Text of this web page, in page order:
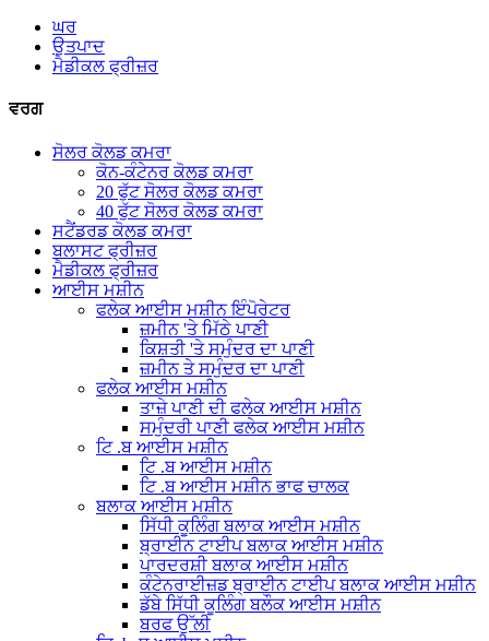
ਘਰ
ਉਤਪਾਦ
ਮੈਡੀਕਲ ਫ੍ਰੀਜ਼ਰ
ਵਰਗ
ਸੋਲਰ ਕੋਲਡ ਕਮਰਾ
ਕੋਨ-ਕੰਟੇਨਰ ਕੋਲਡ ਕਮਰਾ
20 ਫੁੱਟ ਸੋਲਰ ਕੋਲਡ ਕਮਰਾ
40 ਫੁੱਟ ਸੋਲਰ ਕੋਲਡ ਕਮਰਾ
ਸਟੈਂਡਰਡ ਕੋਲਡ ਕਮਰਾ
ਬਲਾਸਟ ਫ੍ਰੀਜ਼ਰ
ਮੈਡੀਕਲ ਫ੍ਰੀਜ਼ਰ
ਆਈਸ ਮਸ਼ੀਨ
ਫਲੇਕ ਆਈਸ ਮਸ਼ੀਨ ਇੰਪੋਰੇਟਰ
ਜ਼ਮੀਨ 'ਤੇ ਮਿੱਠੇ ਪਾਣੀ
ਕਿਸ਼ਤੀ 'ਤੇ ਸਮੁੰਦਰ ਦਾ ਪਾਣੀ
ਜ਼ਮੀਨ ਤੇ ਸਮੁੰਦਰ ਦਾ ਪਾਣੀ
ਫਲੇਕ ਆਈਸ ਮਸ਼ੀਨ
ਤਾਜ਼ੇ ਪਾਣੀ ਦੀ ਫਲੇਕ ਆਈਸ ਮਸ਼ੀਨ
ਸਮੁੰਦਰੀ ਪਾਣੀ ਫਲੇਕ ਆਈਸ ਮਸ਼ੀਨ
ਟਿ .ਬ ਆਈਸ ਮਸ਼ੀਨ
ਟਿ .ਬ ਆਈਸ ਮਸ਼ੀਨ
ਟਿ .ਬ ਆਈਸ ਮਸ਼ੀਨ ਭਾਫ ਚਾਲਕ
ਬਲਾਕ ਆਈਸ ਮਸ਼ੀਨ
ਸਿੱਧੀ ਕੂਲਿੰਗ ਬਲਾਕ ਆਈਸ ਮਸ਼ੀਨ
ਬ੍ਰਾਈਨ ਟਾਈਪ ਬਲਾਕ ਆਈਸ ਮਸ਼ੀਨ
ਪਾਰਦਰਸ਼ੀ ਬਲਾਕ ਆਈਸ ਮਸ਼ੀਨ
ਕੰਟੇਨਰਾਈਜ਼ਡ ਬ੍ਰਾਈਨ ਟਾਈਪ ਬਲਾਕ ਆਈਸ ਮਸ਼ੀਨ
ਡੱਬੇ ਸਿੱਧੀ ਕੂਲਿੰਗ ਬਲੌਕ ਆਈਸ ਮਸ਼ੀਨ
ਬਰਫ ਉੱਲੀ